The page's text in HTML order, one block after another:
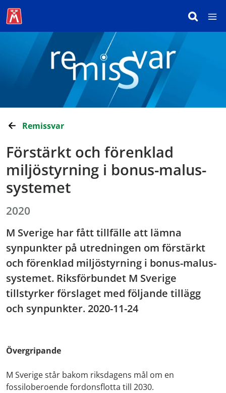
Remissvar
Förstärkt och förenklad
miljöstyrning i bonus-malus-
systemet
2020
M Sverige har fått tillfälle att lämna
synpunkter på utredningen om förstärkt
och förenklad miljöstyrning i bonus-malus-
systemet. Riksförbundet M Sverige
tillstyrker förslaget med följande tillägg
och synpunkter. 2020-11-24
Övergripande
M Sverige står bakom riksdagens mål om en
fossiloberoende fordonsflotta till 2030.